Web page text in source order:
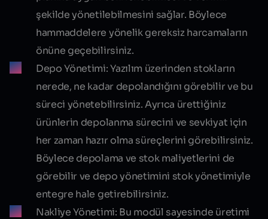
şekilde yönetilebilmesini sağlar. Böylece
hammaddelere yönelik gereksiz harcamaların
önüne geçebilirsiniz.
Depo Yönetimi:Yazılım üzerinden stokların
nerede, ne kadar depolandığını görebilir ve bu
süreci yönetebilirsiniz. Ayrıca ürettiğiniz
ürünlerin depolanma sürecini ve sevkiyat için
her zaman hazır olma süreçlerini görebilirsiniz.
Böylece depolama ve stok maliyetlerini de
görebilir ve depo yönetimini stok yönetimiyle
entegre hale getirebilirsiniz.
Nakliye Yönetimi: Bu modül sayesinde üretimi